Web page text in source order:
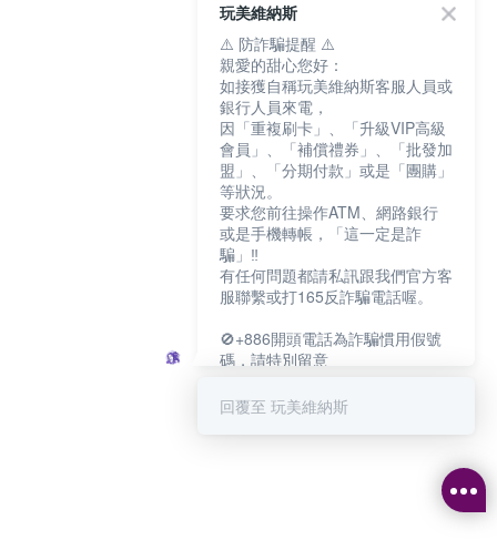
玩美維納斯
⚠️ 防詐騙提醒 ⚠️
親愛的甜心您好：
如接獲自稱玩美維納斯客服人員或
銀行人員來電，
因「重複刷卡」、「升級VIP高級
會員」、「補償禮券」、「批發加
盟」、「分期付款」或是「團購」
等狀況。
要求您前往操作ATM、網路銀行
或是手機轉帳，「這一定是詐
騙」‼️
有任何問題都請私訊跟我們官方客
服聯繫或打165反詐騙電話喔。
🚫+886開頭電話為詐騙慣用假號
碼，請特別留意
如何聯繫玩美維納斯客服?
可點擊下方對話框 "回覆 玩美維納
回覆至 玩美維納斯